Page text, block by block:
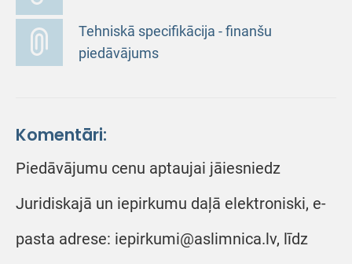
Tehniskā specifikācija - finanšu
piedāvājums
Komentāri:
Piedāvājumu cenu aptaujai jāiesniedz
Juridiskajā un iepirkumu daļā elektroniski, e-
pasta adrese: iepirkumi@aslimnica.lv, līdz